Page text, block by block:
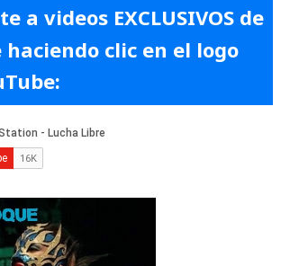
a videos EXCLUSIVOS de
clic en el logo